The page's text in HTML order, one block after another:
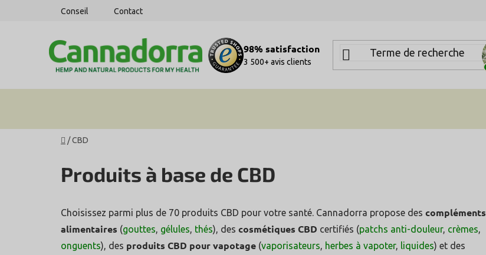
Conseil Contact
98% satisfaction
3 500+ avis clients
Accueil
/CBD
Produits à base de CBD
Choisissez parmi plus de 70 produits CBD pour votre santé. Cannadorra propose des compléments
alimentaires (gouttes, gélules, thés), des cosmétiques CBD certifiés (patchs anti-douleur, crèmes,
onguents), des produits CBD pour vapotage (vaporisateurs, herbes à vapoter, liquides) et des